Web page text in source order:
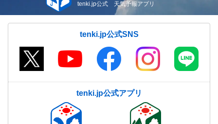
tenki.jp公式 天気予報アプリ
tenki.jp公式SNS
tenki.jp公式アプリ